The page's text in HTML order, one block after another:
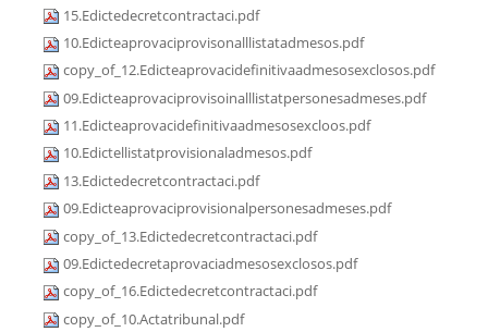
15.Edictedecretcontractaci.pdf
10.Edicteaprovaciprovisonalllistatadmesos.pdf
copy_of_12.Edicteaprovacidefinitivaadmesosexclosos.pdf
09.Edicteaprovaciprovisoinalllistatpersonesadmeses.pdf
11.Edicteaprovacidefinitivaadmesosexcloos.pdf
10.Edictellistatprovisionaladmesos.pdf
13.Edictedecretcontractaci.pdf
09.Edicteaprovaciprovisionalpersonesadmeses.pdf
copy_of_13.Edictedecretcontractaci.pdf
09.Edictedecretaprovaciadmesosexclosos.pdf
copy_of_16.Edictedecretcontractaci.pdf
copy_of_10.Actatribunal.pdf